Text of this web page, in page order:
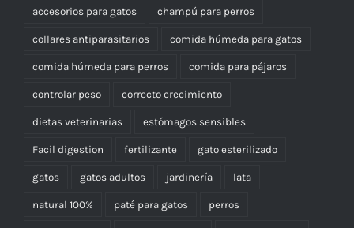
accesorios para gatos champú para perros
collares antiparasitarios comida húmeda para gatos
comida húmeda para perros comida para pájaros
controlar peso correcto crecimiento
dietas veterinarias estómagos sensibles
Facil digestion fertilizante gato esterilizado
gatos gatos adultos jardinería lata
natural 100% paté para gatos perros